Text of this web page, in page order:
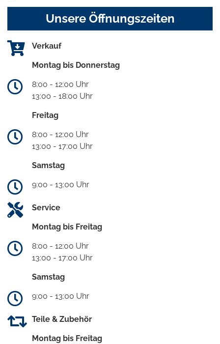
Unsere Öffnungszeiten
Verkauf
Montag bis Donnerstag
8:00 - 12:00 Uhr
13:00 - 18:00 Uhr
Freitag
8:00 - 12:00 Uhr
13:00 - 17:00 Uhr
Samstag
9:00 - 13:00 Uhr
Service
Montag bis Freitag
8:00 - 12:00 Uhr
13:00 - 17:00 Uhr
Samstag
9:00 - 13:00 Uhr
Teile & Zubehör
Montag bis Freitag